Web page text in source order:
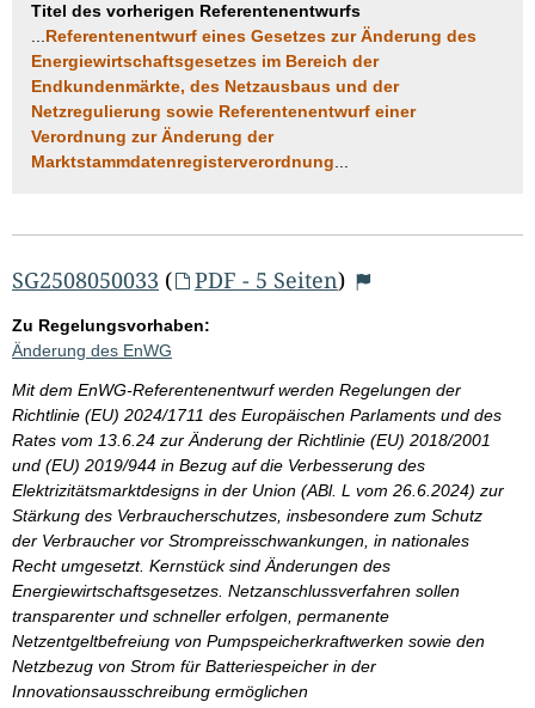
Titel des vorherigen Referentenentwurfs
Referentenentwurf eines Gesetzes zur Änderung des
Energiewirtschaftsgesetzes im Bereich der
Endkundenmärkte, des Netzausbaus und der
Netzregulierung sowie Referentenentwurf einer
Verordnung zur Änderung der
Marktstammdatenregisterverordnung
SG2508050033 ( PDF - 5 Seiten)
Zu Regelungsvorhaben:
Änderung des EnWG
Mit dem EnWG-Referentenentwurf werden Regelungen der
Richtlinie (EU) 2024/1711 des Europäischen Parlaments und des
Rates vom 13.6.24 zur Änderung der Richtlinie (EU) 2018/2001
und (EU) 2019/944 in Bezug auf die Verbesserung des
Elektrizitätsmarktdesigns in der Union (ABl. L vom 26.6.2024) zur
Stärkung des Verbraucherschutzes, insbesondere zum Schutz
der Verbraucher vor Strompreisschwankungen, in nationales
Recht umgesetzt. Kernstück sind Änderungen des
Energiewirtschaftsgesetzes. Netzanschlussverfahren sollen
transparenter und schneller erfolgen, permanente
Netzentgeltbefreiung von Pumpspeicherkraftwerken sowie den
Netzbezug von Strom für Batteriespeicher in der
Innovationsausschreibung ermöglichen